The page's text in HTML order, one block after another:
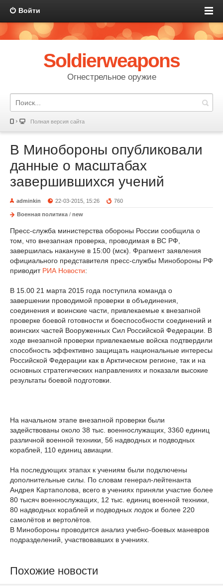
Войти
Soldierweapons
Огнестрельное оружие
Полная версия сайта
В Минобороны опубликовали
данные о масштабах
завершившихся учений
adminkin 22-03-2015, 15:26 760
Военная политика / new
Пресс-служба министерства обороны России сообщила о
том, что внезапная проверка, проводимая в ВС РФ,
завершилась накануне в 15:00 (мск). Фрагмент заявления
официального представителя пресс-службы Минобороны РФ
приводит РИА Новости:
В 15.00 21 марта 2015 года поступила команда о
завершении проводимой проверки в объединения,
соединения и воинские части, привлекаемые к внезапной
проверке боевой готовности и боеспособности соединений и
воинских частей Вооруженных Сил Российской Федерации. В
ходе внезапной проверки привлекаемые войска подтвердили
способность эффективно защищать национальные интересы
Российской Федерации как в Арктическом регионе, так и на
основных стратегических направлениях и показали высокие
результаты боевой подготовки.
На начальном этапе внезапной проверки были
задействованы около 38 тыс. военнослужащих, 3360 единиц
различной военной техники, 56 надводных и подводных
кораблей, 110 единиц авиации.
На последующих этапах к учениям были подключены
дополнительные силы. По словам генерал-лейтенанта
Андрея Картаполова, всего в учениях приняли участие более
80 тысяч военнослужащих, 12 тыс. единиц военной техники,
80 надводных кораблей и подводных лодок и более 220
самолётов и вертолётов.
В Минобороны проводится анализ учебно-боевых маневров
подразделений, участвовавших в учениях.
Похожие новости